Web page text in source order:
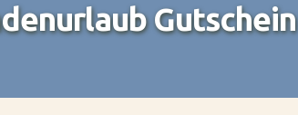
Gutschein